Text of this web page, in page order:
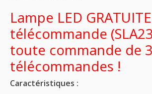
Lampe LED
télécommande
toute commande de 3
télécommandes !
Caractéristiques :